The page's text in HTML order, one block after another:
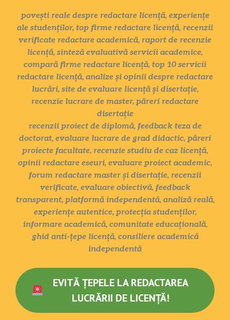
povești reale despre redactare licență, experiențe
ale studenților, top firme redactare licență, recenzii
verificate redactare academică, raport de recenzie
licență, sinteză evaluativă servicii academice,
compară firme redactare licență, top 10 servicii
redactare licență, analize și opinii despre redactare
lucrări, site de evaluare licență și disertație,
recenzie lucrare de master, păreri redactare
disertație
recenzii proiect de diplomă, feedback teza de
doctorat, evaluare lucrare de grad didactic, păreri
proiecte facultate, recenzie studiu de caz licență,
opinii redactare eseuri, evaluare proiect academic,
forum redactare master și disertație, recenzii
verificate, evaluare obiectivă, feedback
transparent, platformă independentă, analiză reală,
experiențe autentice, protecția studenților,
informare academică, comunitate educațională,
ghid anti-țepe licență, consiliere academică
independentă
EVITĂ ȚEPELE LA REDACTAREA
LUCRĂRII DE LICENȚĂ!